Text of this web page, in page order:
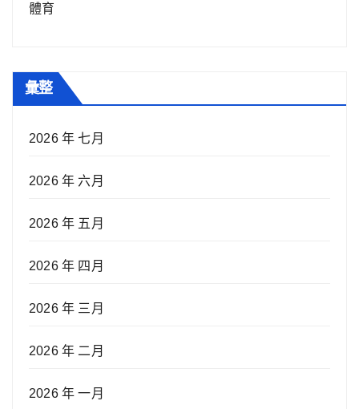
體育
彙整
2026 年 七月
2026 年 六月
2026 年 五月
2026 年 四月
2026 年 三月
2026 年 二月
2026 年 一月